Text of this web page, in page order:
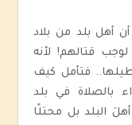
أهل بلد من بلاد
قتالهم! لأنه
فتأمل كيف
بالصلاة في بلد
البلد بل محتلًا